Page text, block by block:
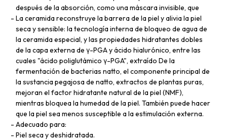
después de la absorción, como una máscara invisible, que
La ceramida reconstruye la barrera de la piel y alivia la piel
seca y sensible: la tecnología interna de bloqueo de agua de
la ceramida especial, y las propiedades hidratantes dobles
de la capa externa de γ-PGA y ácido hialurónico, entre las
cuales "ácido poliglutámico γ-PGA", extraído De la
fermentación de bacterias natto, el componente principal de
la sustancia pegajosa de natto, extractos de plantas puras,
mejoran el factor hidratante natural de la piel (NMF),
mientras bloquea la humedad de la piel. También puede hacer
que la piel sea menos susceptible a la estimulación externa.
Adecuado para:
Piel seca y deshidratada.